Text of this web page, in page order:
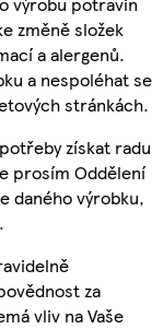
změně složek
a alergenů.
a nespoléhat se
stránkách.
získat radu
prosím Oddělení
daného výrobku,
za
vliv na Vaše